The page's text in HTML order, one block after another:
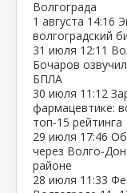
Волгограда
1 августа 14:16
волгоградский
31 июля 12:11
Бочаров
БПЛА
30 июля 11:12
фармацевтике:
топ‑15 рейтинга
29 июля 17:46
через
районе
28 июля 11:33